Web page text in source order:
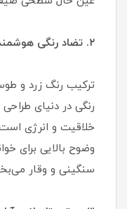
۲. تضاد رنگی هوشمندانه (Yellow & Grey)
ترکیب رنگ زرد و
رنگی در دنیای
خلاقیت و انرژی
وضوح بالایی برای
سنگینی و وقار